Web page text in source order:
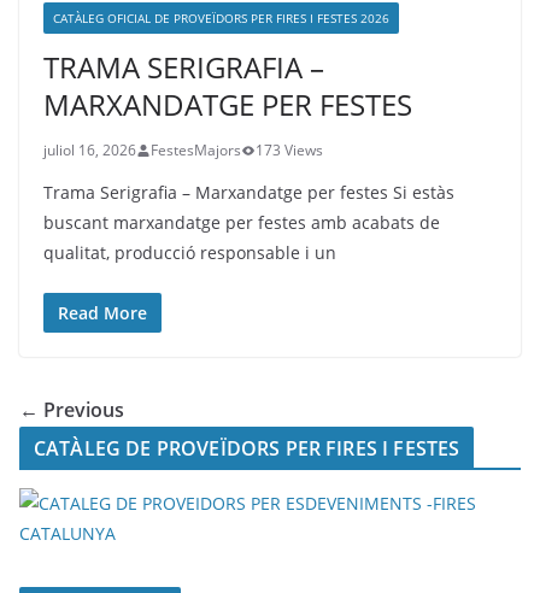
CATÀLEG OFICIAL DE PROVEÏDORS PER FIRES I FESTES 2026
TRAMA SERIGRAFIA –
MARXANDATGE PER FESTES
juliol 16, 2026 FestesMajors 173 Views
Trama Serigrafia – Marxandatge per festes Si estàs
buscant marxandatge per festes amb acabats de
qualitat, producció responsable i un
Read More
← Previous
CATÀLEG DE PROVEÏDORS PER FIRES I FESTES